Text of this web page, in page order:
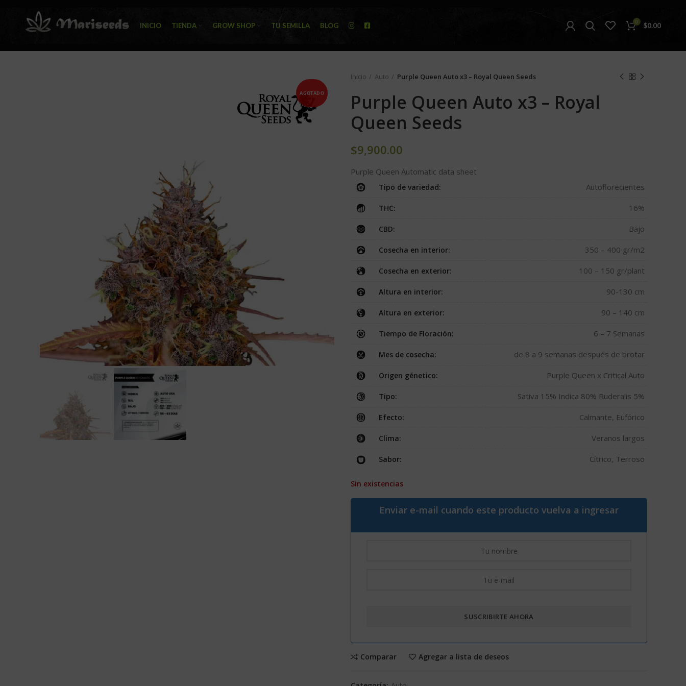
INICIO TIENDA GROW SHOP TU SEMILLA BLOG 0 $0.00
AGOTADO
Inicio Auto Purple Queen Auto x3 – Royal Queen Seeds
Purple Queen Auto x3 – Royal
Queen Seeds
$9,900.00
Purple Queen Automatic data sheet
Tipo de variedad: Autoflorecientes
THC: 16%
CBD: Bajo
Cosecha en interior: 350 – 400 gr/m2
Cosecha en exterior: 100 – 150 gr/plant
Altura en interior: 90-130 cm
Altura en exterior: 90 – 140 cm
Tiempo de Floración: 6 – 7 Semanas
Mes de cosecha: de 8 a 9 semanas después de brotar
Origen génetico: Purple Queen x Critical Auto
Tipo: Sativa 15% Indica 80% Ruderalis 5%
Efecto: Calmante, Eufórico
Clima: Veranos largos
Sabor: Cítrico, Terroso
Sin existencias
Enviar e-mail cuando este producto vuelva a ingresar
Comparar Agregar a lista de deseos